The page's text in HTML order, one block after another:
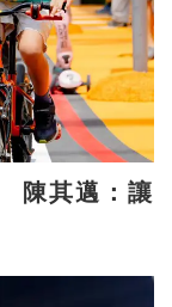
陳其邁：讓